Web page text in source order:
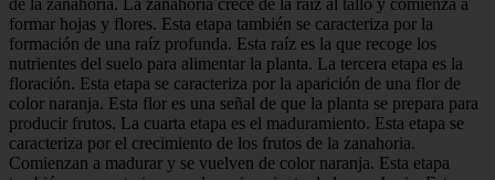
formar hojas y flores. Esta etapa también se caracteriza por la
formación de una raíz profunda. Esta raíz es la que recoge los
nutrientes del suelo para alimentar la planta. La tercera etapa es la
floración. Esta etapa se caracteriza por la aparición de una flor de
color naranja. Esta flor es una señal de que la planta se prepara para
producir frutos. La cuarta etapa es el maduramiento. Esta etapa se
caracteriza por el crecimiento de los frutos de la zanahoria.
Comienzan a madurar y se vuelven de color naranja. Esta etapa